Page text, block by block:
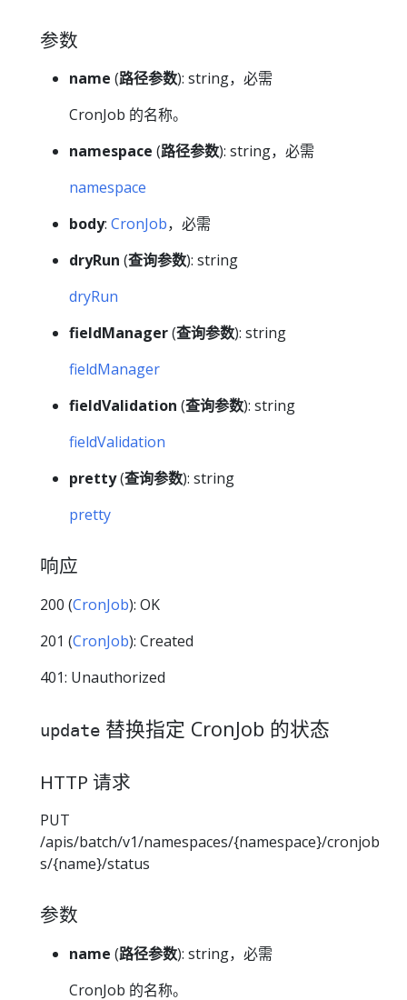
参数
name (路径参数): string，必需
CronJob 的名称。
namespace (路径参数): string，必需
namespace
body: CronJob，必需
dryRun (查询参数): string
dryRun
fieldManager(查询参数): string
fieldManager
fieldValidation (查询参数): string
fieldValidation
pretty(查询参数): string
pretty
响应
200 (CronJob): OK
201 (CronJob): Created
401: Unauthorized
update 替换指定 CronJob 的状态
HTTP 请求
PUT
/apis/batch/v1/namespaces/{namespace}/cronjob
s/{name}/status
参数
name (路径参数): string，必需
CronJob 的名称。